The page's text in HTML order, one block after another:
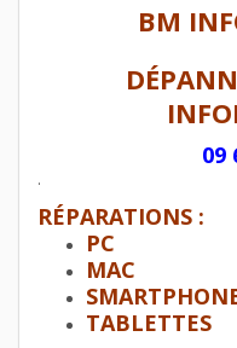
BM
09
.
RÉPARATIONS :
PC
MAC
TABLETTES